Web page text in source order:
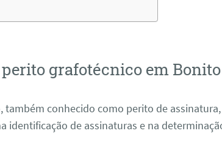
perito grafotécnico em
também conhecido como perito de
identificação de assinaturas e na